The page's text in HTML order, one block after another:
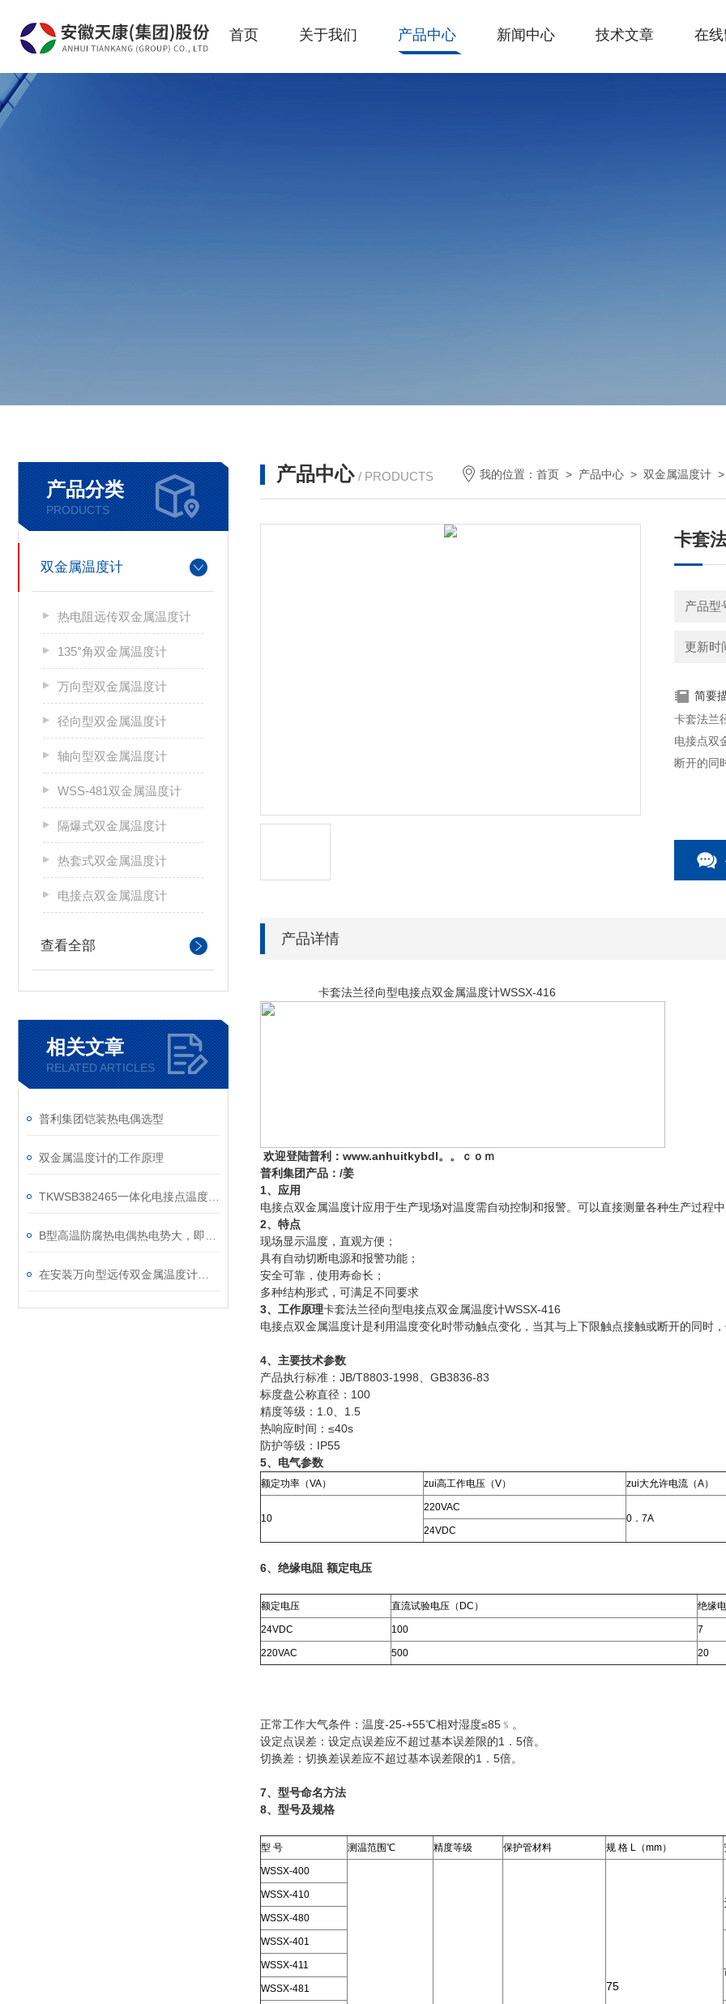
首页 关于我们 产品中心 新闻中心 技术文章 在
产品分类
PRODUCTS
双金属温度计
热电阻远传双金属温度计
135°角双金属温度计
万向型双金属温度计
径向型双金属温度计
轴向型双金属温度计
WSS-481双金属温度计
隔爆式双金属温度计
热套式双金属温度计
电接点双金属温度计
查看全部
相关文章
RELATED ARTICLES
普利集团铠装热电偶选型
双金属温度计的工作原理
产品中心 / PRODUCTS 我的位置：首页 > 产品中心 >双金属温度计
卡套
产品型
更新时
简要
卡套法兰
电接点双
断开的同
产品详情
卡套法兰径向型电接点双金属温度计WSSX-416
欢迎登陆普利：www.anhuitkybdl。。ｃｏｍ
普利集团产品：/姜
1、应用
电接点双金属温度计应用于生产现场对温度需自动控制和报警。可以直接测量各种生产过
2、特点
现场显示温度，直观方便；
具有自动切断电源和报警功能；
安全可靠，使用寿命长；
多种结构形式，可满足不同要求
3、工作原理卡套法兰径向型电接点双金属温度计WSSX-416
电接点双金属温度计是利用温度变化时带动触点变化，当其与上下限触点接触或断开的同时
4、主要技术参数
产品执行标准：JB/T8803-1998、GB3836-83
标度盘公称直径：100
精度等级：1.0、1.5
热响应时间：≤40s
防护等级：IP55
5、电气参数
额定功率（VA） zui高工作电压（V） zui大允许电流（A）
10
220VAC
0．7A
24VDC
6、绝缘电阻 额定电压
额定电压 直流试验电压（DC） 绝缘
24VDC 100 7
220VAC 500 20
正常工作大气条件：温度-25-+55℃相对湿度≤85﹪。
设定点误差：设定点误差应不超过基本误差限的1．5倍。
切换差：切换差误差应不超过基本误差限的1．5倍。
7、型号命名方法
8、型号及规格
型 号 测温范围℃ 精度等级 保护管材料 规 格 L（mm）
WSSX-400
75
WSSX-410
WSSX-480
WSSX-401
WSSX-411
WSSX-481